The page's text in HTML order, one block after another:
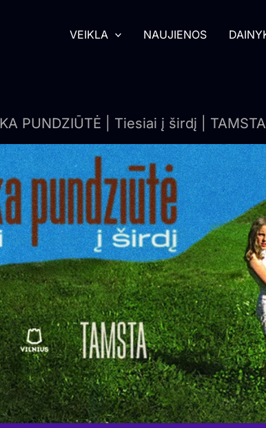
VEIKLA NAUJIENOS
PUNDZIŪTĖ | Tiesiai į širdį | TAMSTA